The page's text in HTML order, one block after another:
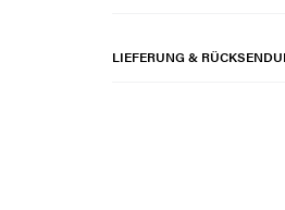
LIEFERUNG &